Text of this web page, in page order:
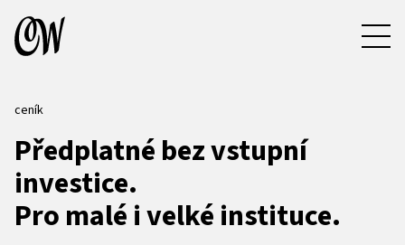
ceník
Předplatné bez vstupní
investice.
Pro malé i velké instituce.